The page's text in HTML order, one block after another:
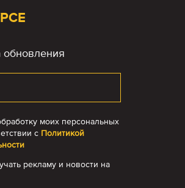
моих персональных
с Политикой
рекламу и новости на